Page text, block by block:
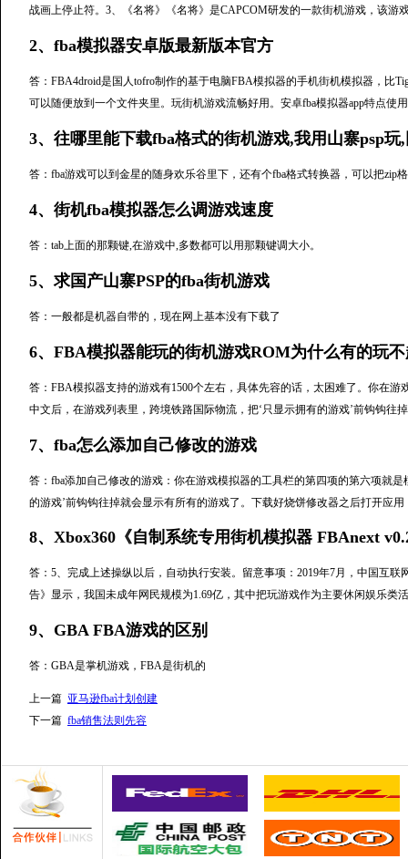
战画上停止符。3、《名将》《名将》是CAPCOM研发的一款街机游戏，该游
2、fba模拟器安卓版最新版本官方
答：FBA4droid是国人tofro制作的基于电脑FBA模拟器的手机街机模拟器，比
可以随便放到一个文件夹里。玩街机游戏流畅好用。安卓fba模拟器app特点使
3、往哪里能下载fba格式的街机游戏,我用山寨psp玩
答：fba游戏可以到金星的随身欢乐谷里下，还有个fba格式转换器，可以把zip
4、街机fba模拟器怎么调游戏速度
答：tab上面的那颗键,在游戏中,多数都可以用那颗键调大小。
5、求国产山寨PSP的fba街机游戏
答：一般都是机器自带的，现在网上基本没有下载了
6、FBA模拟器能玩的街机游戏ROM为什么有的玩
答：FBA模拟器支持的游戏有1500个左右，具体先容的话，太困难了。你在
中文后，在游戏列表里，跨境铁路国际物流，把‘只显示拥有的游戏’前钩钩往
7、fba怎么添加自己修改的游戏
答：fba添加自己修改的游戏：你在游戏模拟器的工具栏的第四项的第六项就
的游戏’前钩钩往掉就会显示有所有的游戏了。下载好烧饼修改器之后打开应
8、Xbox360《自制系统专用街机模拟器 FBAnext
答：5、完成上述操纵以后，自动执行安装。留意事项：2019年7月，中国互
告》显示，我国未成年网民规模为1.69亿，其中把玩游戏作为主要休闲娱乐类
9、GBA FBA游戏的区别
答：GBA是掌机游戏，FBA是街机的
上一篇 亚马逊fba计划创建
下一篇 fba销售法则先容